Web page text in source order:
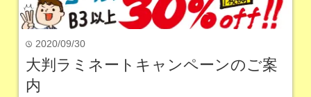
time 2020/09/30
大判ラミネートキャンペーンのご案
内